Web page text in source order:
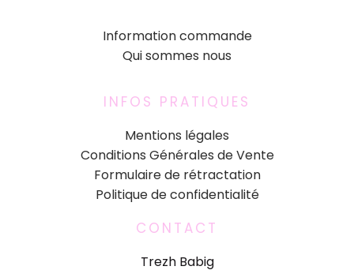
Information commande
Qui sommes nous
INFOS PRATIQUES
Mentions légales
Conditions Générales de Vente
Formulaire de rétractation
Politique de confidentialité
CONTACT
Trezh Babig